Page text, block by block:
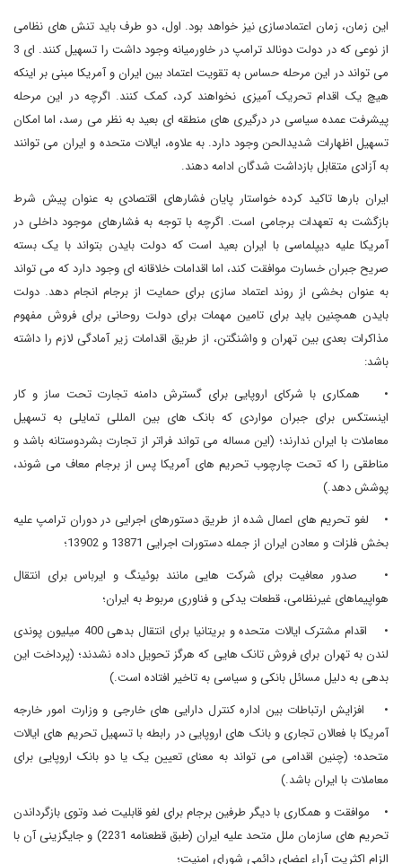
این زمان، زمان اعتمادسازی نیز خواهد بود. اول، دو طرف باید تنش های نظامی
از نوعی که در دولت دونالد ترامپ در خاورمیانه وجود داشت را تسهیل کنند. ای 3
می تواند در این مرحله حساس به تقویت اعتماد بین ایران و آمریکا مبنی بر اینکه
هیچ یک اقدام تحریک آمیزی نخواهند کرد، کمک کنند. اگرچه در این مرحله
پیشرفت عمده سیاسی در درگیری های منطقه ای بعید به نظر می رسد، اما امکان
تسهیل اظهارات شدیدالحن وجود دارد. به علاوه، ایالات متحده و ایران می توانند
به آزادی متقابل بازداشت شدگان ادامه دهند.
ایران بارها تاکید کرده خواستار پایان فشارهای اقتصادی به عنوان پیش شرط
بازگشت به تعهدات برجامی است. اگرچه با توجه به فشارهای موجود داخلی در
آمریکا علیه دیپلماسی با ایران بعید است که دولت بایدن بتواند با یک بسته
صریح جبران خسارت موافقت کند، اما اقدامات خلاقانه ای وجود دارد که می تواند
به عنوان بخشی از روند اعتماد سازی برای حمایت از برجام انجام دهد. دولت
بایدن همچنین باید برای تامین مهمات برای دولت روحانی برای فروش مفهوم
مذاکرات بعدی بین تهران و واشنگتن، از طریق اقدامات زیر آمادگی لازم را داشته
باشد:
• همکاری با شرکای اروپایی برای گسترش دامنه تجارت تحت ساز و کار
اینستکس برای جبران مواردی که بانک های بین المللی تمایلی به تسهیل
معاملات با ایران ندارند؛ (این مساله می تواند فراتر از تجارت بشردوستانه باشد و
مناطقی را که تحت چارچوب تحریم های آمریکا پس از برجام معاف می شوند،
پوشش دهد.)
• لغو تحریم های اعمال شده از طریق دستورهای اجرایی در دوران ترامپ علیه
بخش فلزات و معادن ایران از جمله دستورات اجرایی 13871 و 13902؛
• صدور معافیت برای شرکت هایی مانند بوئینگ و ایرباس برای انتقال
هواپیماهای غیرنظامی، قطعات یدکی و فناوری مربوط به ایران؛
• اقدام مشترک ایالات متحده و بریتانیا برای انتقال بدهی 400 میلیون پوندی
لندن به تهران برای فروش تانک هایی که هرگز تحویل داده نشدند؛ (پرداخت این
بدهی به دلیل مسائل بانکی و سیاسی به تاخیر افتاده است.)
• افزایش ارتباطات بین اداره کنترل دارایی های خارجی و وزارت امور خارجه
آمریکا با فعالان تجاری و بانک های اروپایی در رابطه با تسهیل تحریم های ایالات
متحده؛ (چنین اقدامی می تواند به معنای تعیین یک یا دو بانک اروپایی برای
معاملات با ایران باشد.)
• موافقت و همکاری با دیگر طرفین برجام برای لغو قابلیت ضد وتوی بازگرداندن
تحریم های سازمان ملل متحد علیه ایران (طبق قطعنامه 2231) و جایگزینی آن با
الزام اکثریت آراء اعضای دائمی شورای امنیت؛